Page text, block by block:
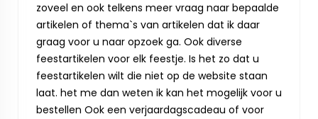
zoveel en ook telkens meer vraag naar bepaalde
artikelen of thema`s van artikelen dat ik daar
graag voor u naar opzoek ga. Ook diverse
feestartikelen voor elk feestje. Is het zo dat u
feestartikelen wilt die niet op de website staan
laat. het me dan weten ik kan het mogelijk voor u
bestellen Ook een verjaardagscadeau of voor